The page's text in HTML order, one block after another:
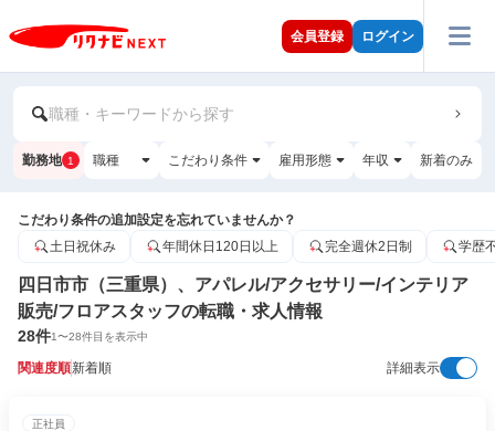
会員登録 ログイン
職種・キーワードから探す
勤務地 1 職種 こだわり条件 雇用形態 年収 新着のみ
こだわり条件の追加設定を忘れていませんか？
土日祝休み
年間休日120日以上 完全週休2日制 学歴
四日市市（三重県）、アパレル/アクセサリー/インテリア
販売/フロアスタッフの転職・求人情報
28件1〜28件目を表示中
関連度順新着順 詳細表示
正社員